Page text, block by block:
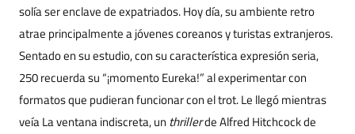
solía ser enclave de expatriados. Hoy día, su ambiente retro
atrae principalmente a jóvenes coreanos y turistas extranjeros.
Sentado en su estudio, con su característica expresión seria,
250 recuerda su “¡momento Eureka!” al experimentar con
formatos que pudieran funcionar con el trot. Le llegó mientras
veía La ventana indiscreta, un thrillerde Alfred Hitchcock de